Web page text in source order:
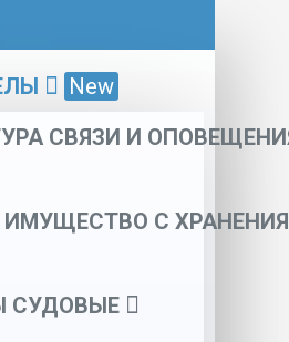
New
СВЯЗИ И
ИМУЩЕСТВО С ХРАНЕНИЯ
СУДОВЫЕ